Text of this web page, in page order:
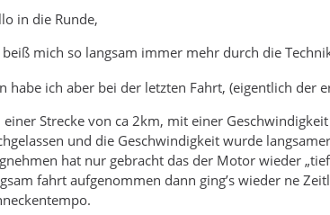
in die Runde,
beiß mich so langsam immer mehr durch die
habe ich aber bei der letzten Fahrt, (eigentlich der
einer Strecke von ca 2km, mit einer
und die Geschwindigkeit wurde
hat nur gebracht das der Motor wieder
fahrt aufgenommen dann ging’s wieder ne